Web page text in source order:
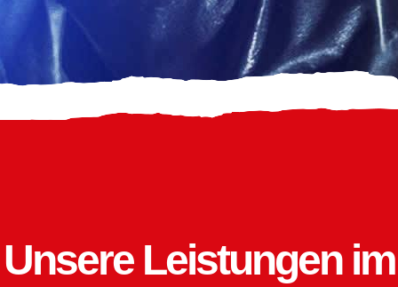
Unsere Leistungen im